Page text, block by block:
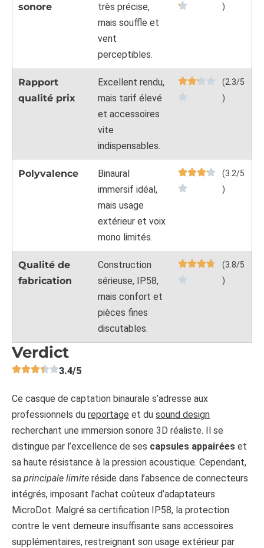
sonore
très précise,
mais souffle et
vent
perceptibles.
)
Rapport
qualité prix
Excellent rendu,
mais tarif élevé
et accessoires
vite
indispensables.
(2.3/5
)
Polyvalence
Binaural
immersif idéal,
mais usage
extérieur et voix
mono limités.
(3.2/5
)
Qualité de
fabrication
Construction
sérieuse, IP58,
mais confort et
pièces fines
discutables.
(3.8/5
)
Verdict
3.4/5
Ce casque de captation binaurale s’adresse aux
professionnels du reportage et du sound design
recherchant une immersion sonore 3D réaliste. Il se
distingue par l’excellence de ses capsules appairées et
sa haute résistance à la pression acoustique. Cependant,
sa principale limite réside dans l’absence de connecteurs
intégrés, imposant l’achat coûteux d’adaptateurs
MicroDot. Malgré sa certification IP58, la protection
contre le vent demeure insuffisante sans accessoires
supplémentaires, restreignant son usage extérieur par